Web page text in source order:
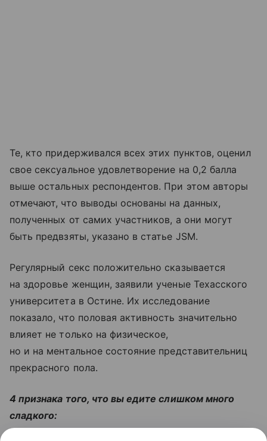
Те, кто придерживался всех этих пунктов, оценил
свое сексуальное удовлетворение на 0,2 балла
выше остальных респондентов. При этом авторы
отмечают, что выводы основаны на данных,
полученных от самих участников, а они могут
быть предвзяты, указано в статье JSM.
Регулярный секс положительно сказывается
на здоровье женщин, заявили ученые Техасского
университета в Остине. Их исследование
показало, что половая активность значительно
влияет не только на физическое,
но и на ментальное состояние представительниц
прекрасного пола.
4 признака того, что вы едите слишком много
сладкого: